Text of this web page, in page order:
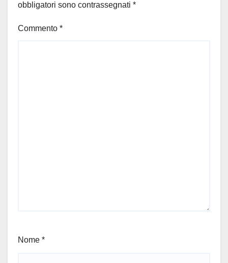
obbligatori sono contrassegnati *
Commento *
Nome *